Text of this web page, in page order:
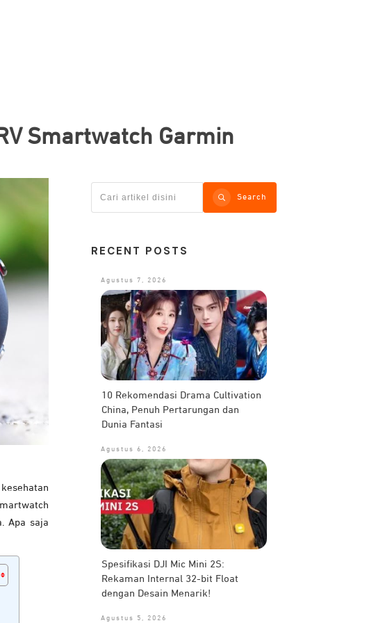
Smartwatch Garmin
Apa saja
Search
RECENT POSTS
Agustus 7, 2026
10 Rekomendasi Drama Cultivation
China, Penuh Pertarungan dan
Dunia Fantasi
Agustus 6, 2026
Spesifikasi DJI Mic Mini 2S:
Rekaman Internal 32-bit Float
dengan Desain Menarik!
Agustus 5, 2026